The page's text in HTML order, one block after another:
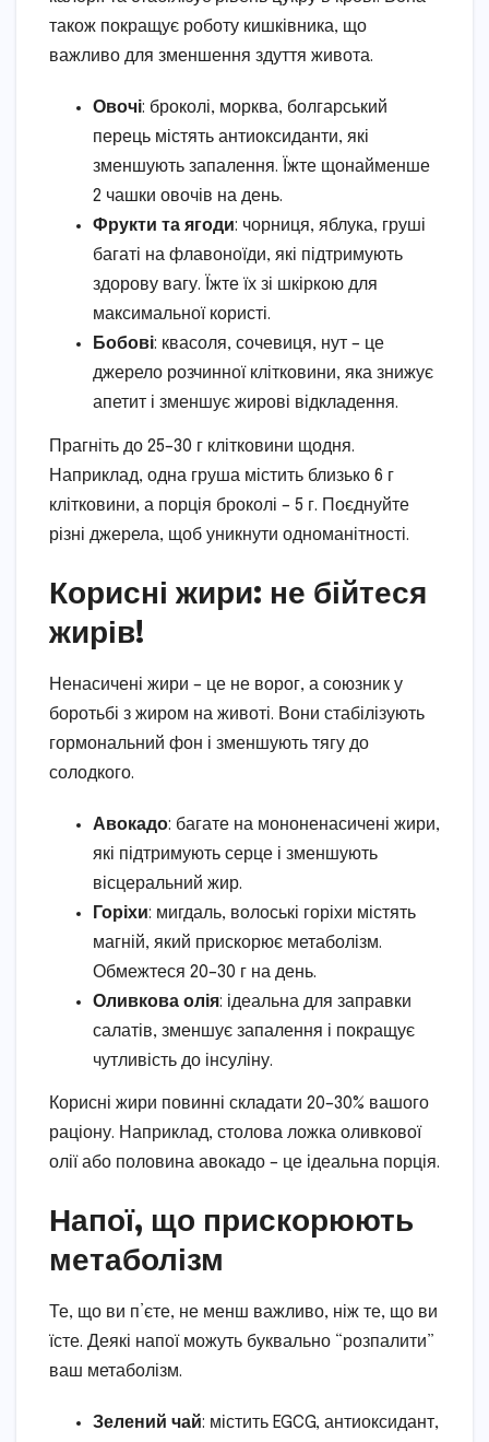
також покращує роботу кишківника, що
важливо для зменшення здуття живота.
Овочі: броколі, морква, болгарський
перець містять антиоксиданти, які
зменшують запалення. Їжте щонайменше
2 чашки овочів на день.
Фрукти та ягоди: чорниця, яблука, груші
багаті на флавоноїди, які підтримують
здорову вагу. Їжте їх зі шкіркою для
максимальної користі.
Бобові: квасоля, сочевиця, нут – це
джерело розчинної клітковини, яка знижує
апетит і зменшує жирові відкладення.
Прагніть до 25–30 г клітковини щодня.
Наприклад, одна груша містить близько 6 г
клітковини, а порція броколі – 5 г. Поєднуйте
різні джерела, щоб уникнути одноманітності.
Корисні жири: не бійтеся
жирів!
Ненасичені жири – це не ворог, а союзник у
боротьбі з жиром на животі. Вони стабілізують
гормональний фон і зменшують тягу до
солодкого.
Авокадо: багате на мононенасичені жири,
які підтримують серце і зменшують
вісцеральний жир.
Горіхи: мигдаль, волоські горіхи містять
магній, який прискорює метаболізм.
Обмежтеся 20–30 г на день.
Оливкова олія: ідеальна для заправки
салатів, зменшує запалення і покращує
чутливість до інсуліну.
Корисні жири повинні складати 20–30% вашого
раціону. Наприклад, столова ложка оливкової
олії або половина авокадо – це ідеальна порція.
Напої, що прискорюють
метаболізм
Те, що ви п’єте, не менш важливо, ніж те, що ви
їсте. Деякі напої можуть буквально “розпалити”
ваш метаболізм.
Зелений чай: містить EGCG, антиоксидант,